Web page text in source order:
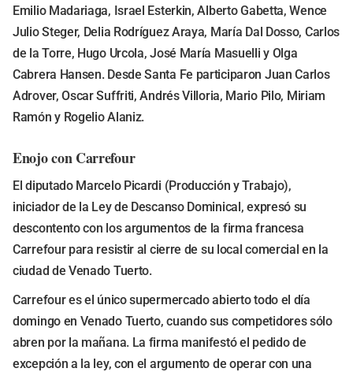
Emilio Madariaga, Israel Esterkin, Alberto Gabetta, Wence
Julio Steger, Delia Rodríguez Araya, María Dal Dosso, Carlos
de la Torre, Hugo Urcola, José María Masuelli y Olga
Cabrera Hansen. Desde Santa Fe participaron Juan Carlos
Adrover, Oscar Suffriti, Andrés Villoria, Mario Pilo, Miriam
Ramón y Rogelio Alaniz.
Enojo con Carrefour
El diputado Marcelo Picardi (Producción y Trabajo),
iniciador de la Ley de Descanso Dominical, expresó su
descontento con los argumentos de la firma francesa
Carrefour para resistir al cierre de su local comercial en la
ciudad de Venado Tuerto.
Carrefour es el único supermercado abierto todo el día
domingo en Venado Tuerto, cuando sus competidores sólo
abren por la mañana. La firma manifestó el pedido de
excepción a la ley, con el argumento de operar con una